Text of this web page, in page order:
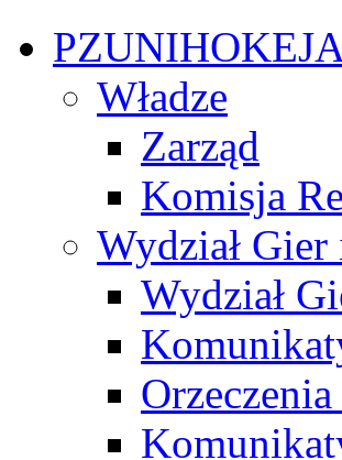
Władze
Zarząd
Komisja
Wydział
Wydział